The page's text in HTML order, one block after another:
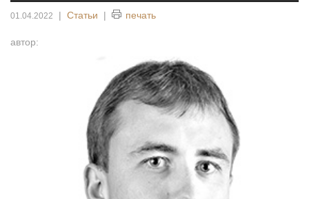
01.04.2022 | Статьи | печать
автор: